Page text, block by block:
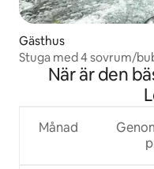
Gästhus
Stuga med 4 sovrum/
När är den
Månad